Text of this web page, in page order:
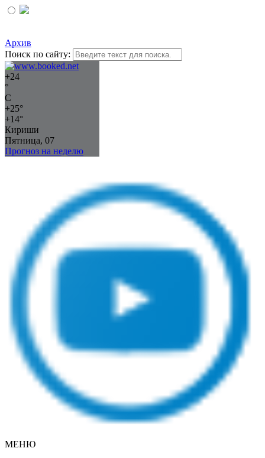
Архив
Поиск по сайту:
+24
°
C
+25°
+14°
Кириши
Пятница, 07
Прогноз на неделю
МЕНЮ